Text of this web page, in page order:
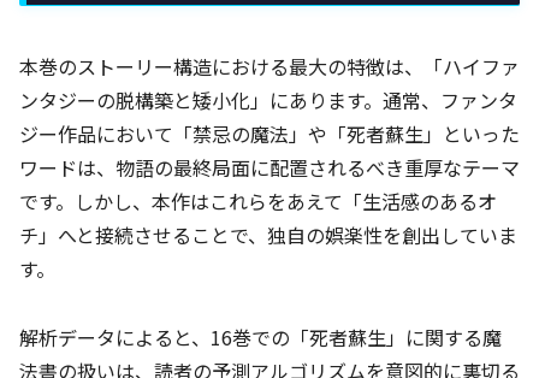
本巻のストーリー構造における最大の特徴は、「ハイファ
ンタジーの脱構築と矮小化」にあります。通常、ファンタ
ジー作品において「禁忌の魔法」や「死者蘇生」といった
ワードは、物語の最終局面に配置されるべき重厚なテーマ
です。しかし、本作はこれらをあえて「生活感のあるオ
チ」へと接続させることで、独自の娯楽性を創出していま
す。
解析データによると、16巻での「死者蘇生」に関する魔
法書の扱いは、読者の予測アルゴリズムを意図的に裏切る